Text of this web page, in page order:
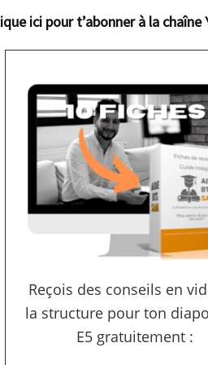
ici pour t’abonner à la chaîne
Reçois des conseils en
la structure pour ton
E5 gratuitement :